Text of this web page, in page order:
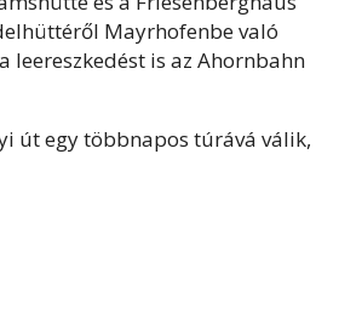
Mayrhofenbe való
leereszkedést is az Ahornbahn
út egy többnapos túrává válik,